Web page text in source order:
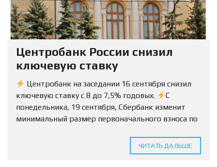
Центробанк России снизил
ключевую ставку
Центробанк на заседании 16 сентября снизил
ключевую ставку с 8 до 7,5% годовых.
С
понедельника, 19 сентября, Сбербанк изменит
минимальный размер первоначального взноса по
ЧИТАТЬ ДАЛЬШЕ